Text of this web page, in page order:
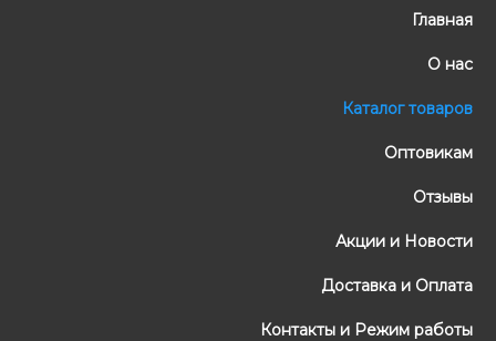
Главная
О нас
Каталог товаров
Оптовикам
Отзывы
Акции и Новости
Доставка и Оплата
Контакты и Режим работы